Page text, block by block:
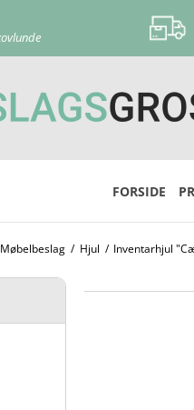
ved køb over 500 kr
FORSIDE
Møbelbeslag / Hjul / Inventarhjul